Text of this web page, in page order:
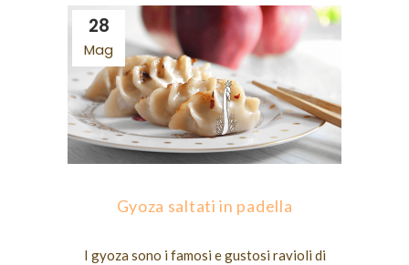
28
Mag
Gyoza saltati in padella
I gyoza sono i famosi e gustosi ravioli di